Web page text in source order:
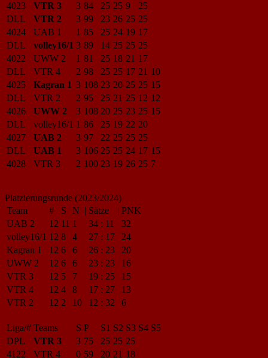
4023
VTR 3 3 84 25 25 9
25
DLL
VTR 2 3 99 23 26 25 25
4024
UAB 1 1 85 25 24 19 17
DLL
volley16/1 3 89 14 25 25 25
4022
UWW 2 1 81 25 18 21 17
DLL
VTR 4 2 98 25 25 17 21 10
4025
Kagran 1 3 108 23 20 25 25 15
DLL
VTR 2 2 95 25 21 25 12 12
4026
UWW 2 3 108 20 25 23 25 15
DLL
volley16/1 1 86 25 19 22 20
4027
UAB 2 3 97 22 25 25 25
DLL
UAB 1 3 106 25 25 24 17 15
4028
VTR 3 2 100 23 19 26 25 7
Platzierungsrunde (2023/2024)
Team
# S N | Sätze | PNK
UAB 2
12 11 1 34 : 11
32
volley16/1 12 8 4 27 : 17
24
Kagran 1
12 6 6 26 : 23
20
UWW 2
12 6 6 23 : 23
16
VTR 3
12 5 7 19 : 25
15
VTR 4
12 4 8 17 : 27
13
VTR 2
12 2 10 12 : 32 6
Liga/# Teams S P S1 S2 S3 S4 S5
DPL
VTR 3 3 75 25 25 25
4122
VTR 4 0 59 20 21 18